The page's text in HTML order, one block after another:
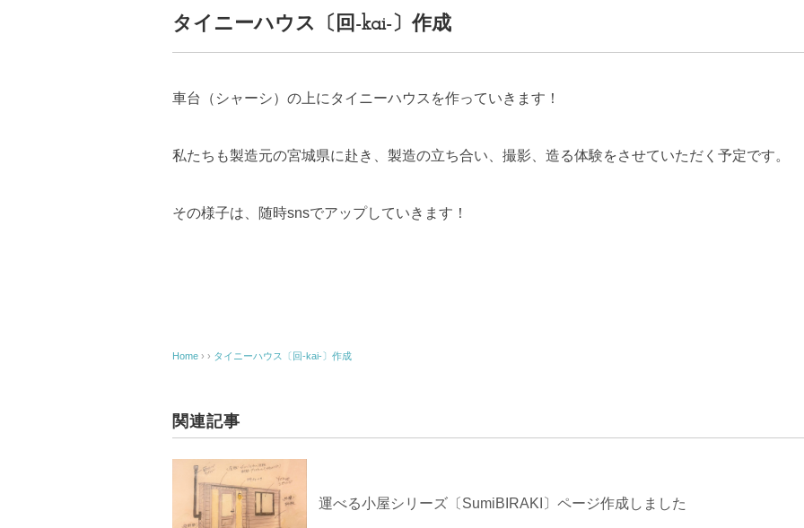
タイニーハウス〔回-kai-〕作成
車台（シャーシ）の上にタイニーハウスを作っていきます！
私たちも製造元の宮城県に赴き、製造の立ち合い、撮影、造る体験をさせていただく予定です。
その様子は、随時snsでアップしていきます！
Home › › タイニーハウス〔回-kai-〕作成
関連記事
運べる小屋シリーズ〔SumiBIRAKI〕ページ作成しました